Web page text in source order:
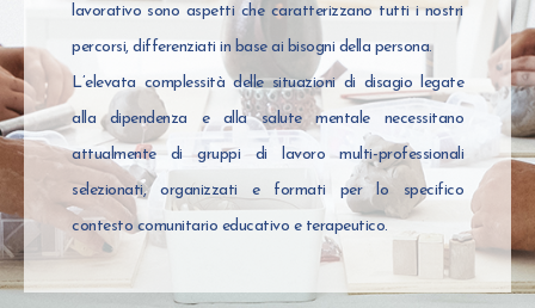
lavorativo sono aspetti che caratterizzano tutti i nostri
percorsi, differenziati in base ai bisogni della persona.
L’elevata complessità delle situazioni di disagio legate
alla dipendenza e alla salute mentale necessitano
attualmente di gruppi di lavoro multi-professionali
selezionati, organizzati e formati per lo specifico
contesto comunitario educativo e terapeutico.